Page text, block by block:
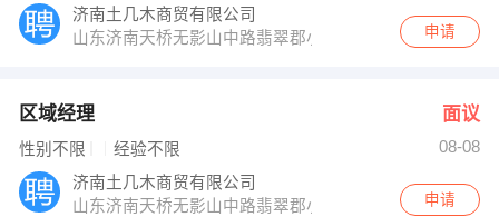
济南土几木商贸有限公司
山东济南天桥无影山中路翡翠郡小区南区6号楼304室
申请
区域经理 面议
性别不限 经验不限
08-08
济南土几木商贸有限公司
山东济南天桥无影山中路翡翠郡小区南区6号楼304室
申请